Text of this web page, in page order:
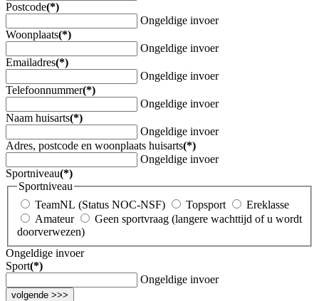
Postcode(*)
Ongeldige invoer
Woonplaats(*)
Ongeldige invoer
Emailadres(*)
Ongeldige invoer
Telefoonnummer(*)
Ongeldige invoer
Naam huisarts(*)
Ongeldige invoer
Adres, postcode en woonplaats huisarts(*)
Ongeldige invoer
Sportniveau(*)
Sportniveau
TeamNL (Status NOC-NSF)
Topsport
Ereklasse
Amateur
Geen sportvraag (langere wachttijd of u wordt
doorverwezen)
Ongeldige invoer
Sport(*)
Ongeldige invoer
volgende >>>